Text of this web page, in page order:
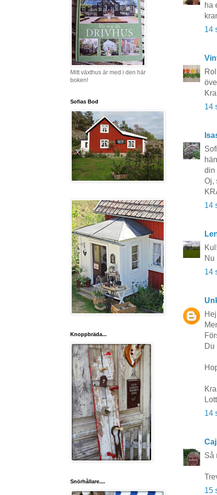
ha
14
14
din
Oj,
14
Nu
14
Du
14
Så
15
Mitt växthus är med i den här
boken!
Sofias Bod
Knoppbräda...
Snörhållare....